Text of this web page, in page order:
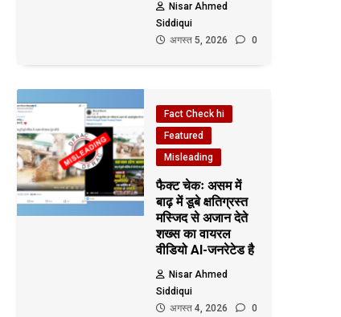
Nisar Ahmed
Siddiqui
अगस्त 5, 2026
0
Fact Check hi
Featured
Misleading
फैक्ट चेकः असम में
बाढ़ में डूबे क्षतिग्रस्त
मस्जिद से अजान देते
शख्स का वायरल
वीडियो AI-जनरेटेड है
Nisar Ahmed
Siddiqui
अगस्त 4, 2026
0